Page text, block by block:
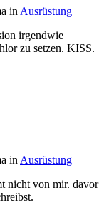
in Ausrüstung
irgendwie
zu setzen. KISS.
in Ausrüstung
nicht von mir. davor